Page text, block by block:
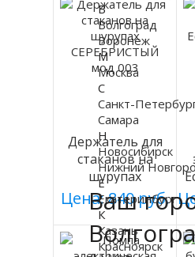
Держатель для
стаканов на
шурупах
СЕРЕБРИСТЫЙ
мод 003
Цена: 840 руб.
Ваш
В
Волгоград
Воронеж
М
Москва
С
Санкт-
Самара
Н
Новосибирск
Нижний
Е
Екатеринбург
К
Казань
Красноярск